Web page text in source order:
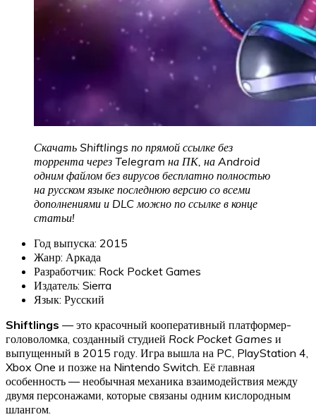
Скачать Shiftlings по прямой ссылке без
торрента через Telegram на ПК, на Android
одним файлом без вирусов бесплатно полностью
на русском языке последнюю версию со всеми
дополнениями и DLC можно по ссылке в конце
статьи!
Год выпуска: 2015
Жанр: Аркада
Разработчик: Rock Pocket Games
Издатель: Sierra
Язык: Русский
Shiftlings — это красочный кооперативный платформер-
головоломка, созданный студией Rock Pocket Games и
выпущенный в 2015 году. Игра вышла на PC, PlayStation 4,
Xbox One и позже на Nintendo Switch. Её главная
особенность — необычная механика взаимодействия между
двумя персонажами, которые связаны одним кислородным
шлангом.